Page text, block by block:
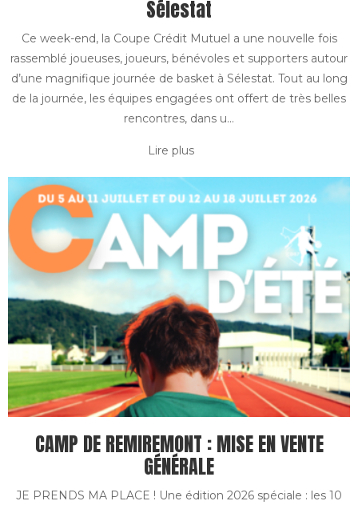
Sélestat
Ce week-end, la Coupe Crédit Mutuel a une nouvelle fois
rassemblé joueuses, joueurs, bénévoles et supporters autour
d’une magnifique journée de basket à Sélestat. Tout au long
de la journée, les équipes engagées ont offert de très belles
rencontres, dans u...
Lire plus
CAMP DE REMIREMONT : MISE EN VENTE
GÉNÉRALE
JE PRENDS MA PLACE ! Une édition 2026 spéciale : les 10